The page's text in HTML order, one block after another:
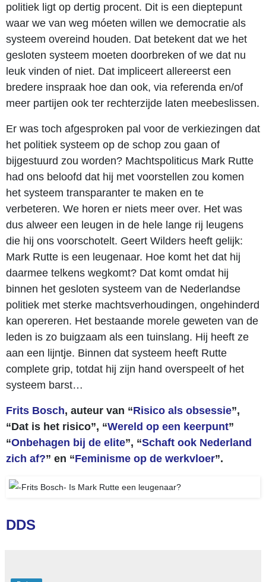
politiek ligt op dertig procent. Dit is een dieptepunt
waar we van weg móeten willen we democratie als
systeem overeind houden. Dat betekent dat we het
gesloten systeem moeten doorbreken of we dat nu
leuk vinden of niet. Dat impliceert allereerst een
bredere inspraak hoe dan ook, via referenda en/of
meer partijen ook ter rechterzijde laten meebeslissen.
Er was toch afgesproken pal voor de verkiezingen dat
het politiek systeem op de schop zou gaan of
bijgestuurd zou worden? Machtspoliticus Mark Rutte
had ons beloofd dat hij met voorstellen zou komen
het systeem transparanter te maken en te
verbeteren. We horen er niets meer over. Het was
dus alweer een leugen in de hele lange rij leugens
die hij ons voorschotelt. Geert Wilders heeft gelijk:
Mark Rutte is een leugenaar. Hoe komt het dat hij
daarmee telkens wegkomt? Dat komt omdat hij
binnen het gesloten systeem van de Nederlandse
politiek met sterke machtsverhoudingen, ongehinderd
kan opereren. Het bestaande morele geweten van de
leden is zo buigzaam als een tuinslang. Hij heeft ze
aan een lijntje. Binnen dat systeem heeft Rutte
complete grip, totdat hij zijn hand overspeelt of het
systeem barst…
Frits Bosch, auteur van “Risico als obsessie”,
“Dat is het risico”, “Wereld op een keerpunt”
“Onbehagen bij de elite”, “Schaft ook Nederland
zich af?” en “Feminisme op de werkvloer”.
DDS